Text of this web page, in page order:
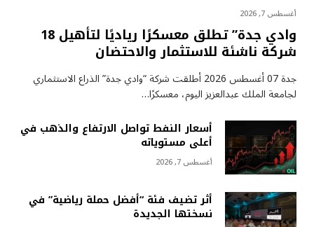
أغسطس 7, 2026
وادي جدة” تطلق معسكرًا رياديًا لتأهيل 18
شركة ناشئة للاستثمار والاحتضان
جدة 07 أغسطس 2026 أطلقت شركة “وادي جدة” الذراع الاستثماري
لجامعة الملك عبدالعزيز اليوم، معسكرًا…
أسعار النفط تواصل الارتفاع والذهب في
أعلى مستوياته
أغسطس 7, 2026
أثر تضيف فئة “أفضل حملة رياضية” في
نسختها الجديدة